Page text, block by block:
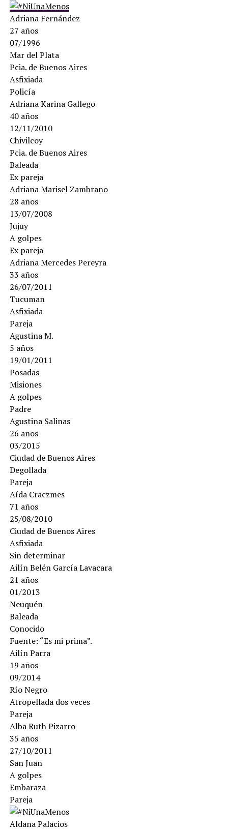
Adriana Fernández
27 años
07/1996
Mar del Plata
Pcia. de Buenos Aires
Asfixiada
Policía
Adriana Karina Gallego
40 años
12/11/2010
Chivilcoy
Pcia. de Buenos Aires
Baleada
Ex pareja
Adriana Marisel Zambrano
28 años
13/07/2008
Jujuy
A golpes
Ex pareja
Adriana Mercedes Pereyra
33 años
26/07/2011
Tucuman
Asfixiada
Pareja
Agustina M.
5 años
19/01/2011
Posadas
Misiones
A golpes
Padre
Agustina Salinas
26 años
03/2015
Ciudad de Buenos Aires
Degollada
Pareja
Aída Craczmes
71 años
25/08/2010
Ciudad de Buenos Aires
Asfixiada
Sin determinar
Ailín Belén García Lavacara
21 años
01/2013
Neuquén
Baleada
Conocido
Fuente: “Es mi prima”.
Ailín Parra
19 años
09/2014
Río Negro
Atropellada dos veces
Pareja
Alba Ruth Pizarro
35 años
27/10/2011
San Juan
A golpes
Embaraza
Pareja
Aldana Palacios